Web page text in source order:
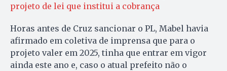
projeto de lei que institui a cobrança
Horas antes de Cruz sancionar o PL, Mabel havia
afirmado em coletiva de imprensa que para o
projeto valer em 2025, tinha que entrar em vigor
ainda este ano e, caso o atual prefeito não o